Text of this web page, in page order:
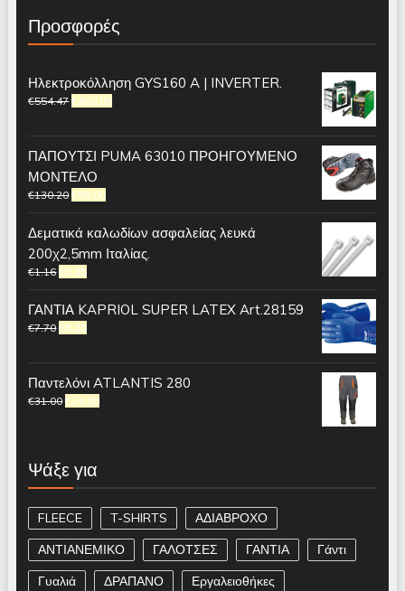
Προσφορές
Ηλεκτροκόλληση GYS160 A | INVERTER.
€554.47 €400.00
ΠΑΠΟΥΤΣΙ PUMA 63010 ΠΡΟΗΓΟΥΜΕΝΟ
ΜΟΝΤΕΛΟ
€130.20 €80.00
Δεματικά καλωδίων ασφαλείας λευκά
200χ2,5mm Ιταλίας.
€1.16 €0.85
ΓΑΝΤΙΑ KAPRIOL SUPER LATEX Art.28159
€7.70 €6.20
Παντελόνι ATLANTIS 280
€31.00 €24.00
Ψάξε για
FLEECE T-SHIRTS
ΑΔΙΑΒΡΟΧΟ
ΑΝΤΙΑΝΕΜΙΚΟ
ΓΑΛΟΤΣΕΣ ΓΑΝΤΙΑ
Γάντι
Γυαλιά
ΔΡΑΠΑΝΟ
Εργαλειοθήκες